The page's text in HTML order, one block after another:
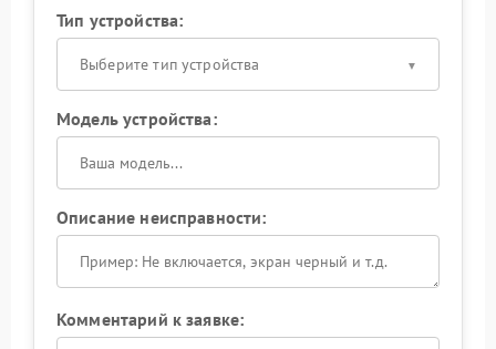
Тип устройства:
Выберите тип устройства
Модель устройства:
Описание неисправности:
Комментарий к заявке: